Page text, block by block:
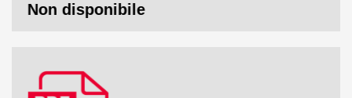
Non disponibile